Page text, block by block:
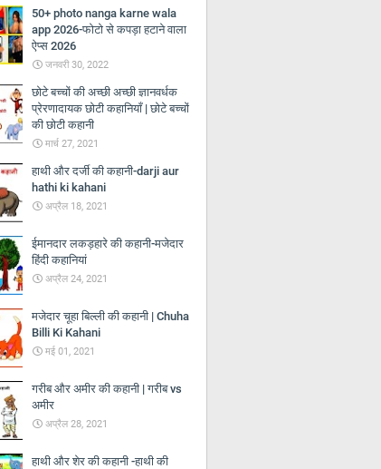
50+ photo nanga karne wala
app 2026-फोटो से कपड़ा हटाने वाला
ऐप्स 2026
जनवरी 30, 2022
छोटे बच्चों की अच्छी अच्छी ज्ञानवर्धक
प्रेरणादायक छोटी कहानियाँ | छोटे बच्चों
की छोटी कहानी
मार्च 27, 2021
हाथी और दर्जी की कहानी-darji aur
hathi ki kahani
अप्रैल 18, 2021
ईमानदार लकड़हारे की कहानी-मजेदार
हिंदी कहानियां
अप्रैल 24, 2021
मजेदार चूहा बिल्ली की कहानी | Chuha
Billi Ki Kahani
मई 01, 2021
गरीब और अमीर की कहानी | गरीब vs
अमीर
अप्रैल 28, 2021
हाथी और शेर की कहानी -हाथी की